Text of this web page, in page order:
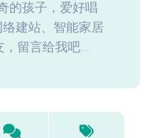
的孩子，爱好唱
建站、智能家居
留言给我吧...